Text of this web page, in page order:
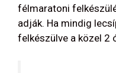
félmaratoni
adják. Ha mindig
felkészülve a közel 2